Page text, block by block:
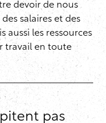
devoir de nous
salaires et des
aussi les ressources
travail en toute
pas